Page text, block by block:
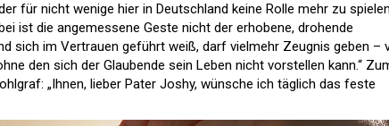
für nicht wenige hier in Deutschland keine Rolle mehr zu spielen
ist die angemessene Geste nicht der erhobene, drohende
sich im Vertrauen geführt weiß, darf vielmehr Zeugnis geben –
den sich der Glaubende sein Leben nicht vorstellen kann.“
„Ihnen, lieber Pater Joshy, wünsche ich täglich das feste